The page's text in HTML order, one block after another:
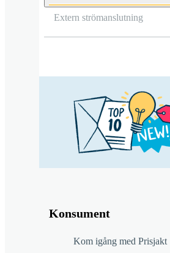
Extern strömanslutning
Konsument
Kom igång med Prisjakt